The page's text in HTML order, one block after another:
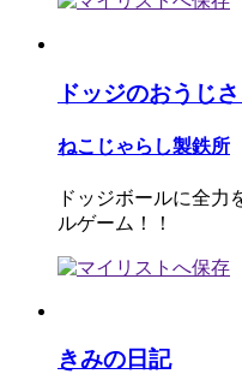
ドッジのおうじ
ねこじゃらし製鉄所
ドッジボールに全力
ルゲーム！！
きみの日記